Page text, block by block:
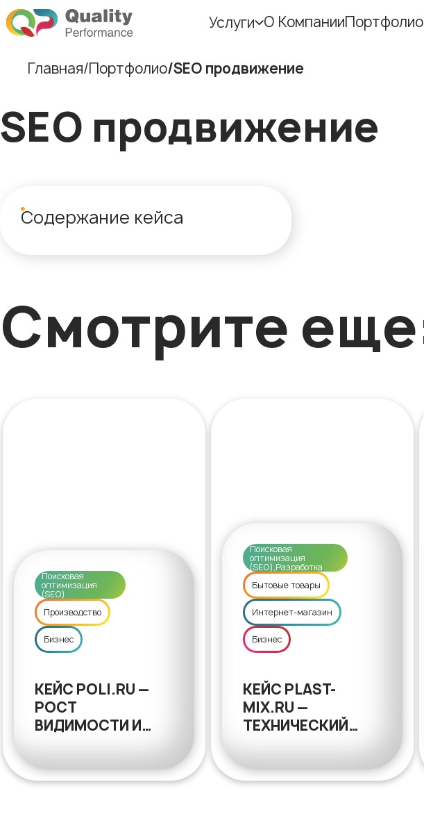
Услуги О КомпанииПортфолио
Главная Портфолио SEO продвижение
SEO продвижение
Содержание кейса
Смотрите
Поисковая
оптимизация
(SEO)
Производство
Бизнес
КЕЙС POLI.RU —
РОСТ
ВИДИМОСТИ И
УЗКОСПЕЦИАЛИЗИРОВАННОМ
B2B
Поисковая
оптимизация
(SEO),Разработка
Бытовые товары
Интернет-магазин
Бизнес
КЕЙС PLAST-
MIX.RU —
ТЕХНИЧЕСКИЙ
КОММЕРЧЕСКИХ